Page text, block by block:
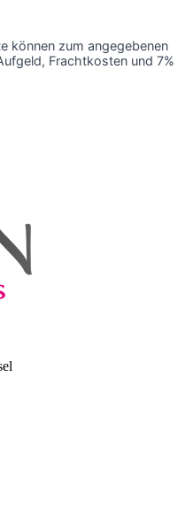
können zum angegebenen
Frachtkosten und 7%